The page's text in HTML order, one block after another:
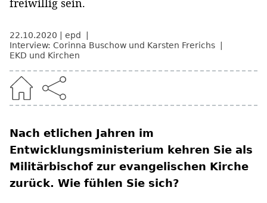
freiwillig sein.
22.10.2020
epd
Interview: Corinna Buschow und Karsten Frerichs
EKD und Kirchen
Nach etlichen Jahren im
Entwicklungsministerium kehren Sie als
Militärbischof zur evangelischen Kirche
zurück. Wie fühlen Sie sich?